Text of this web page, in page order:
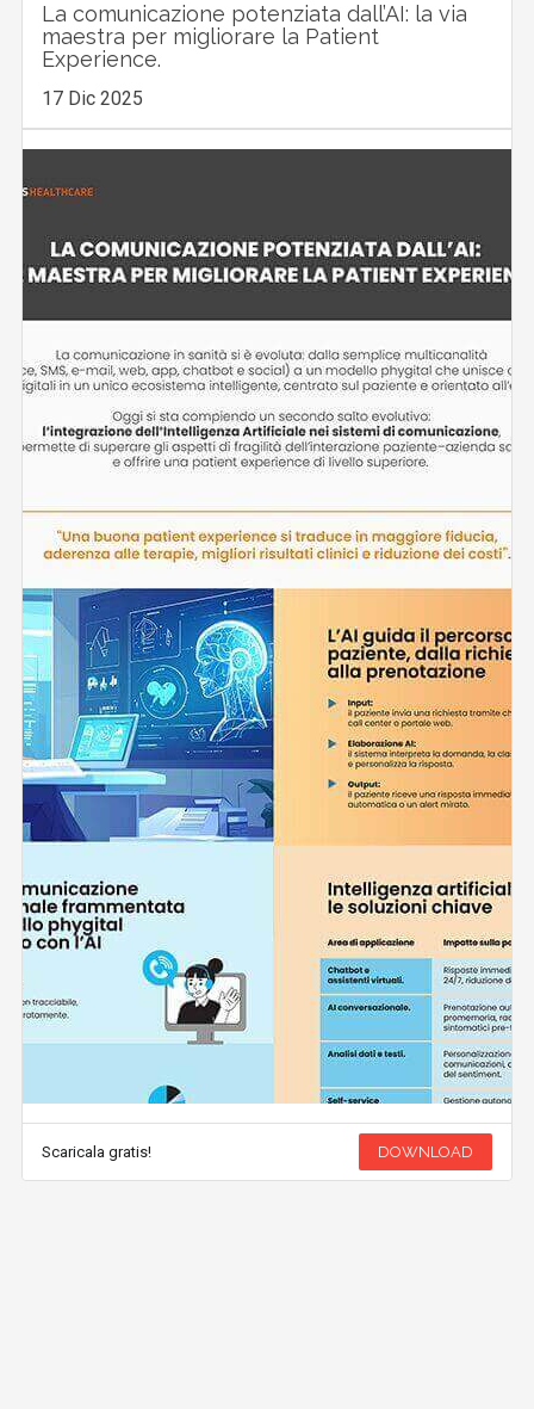
La comunicazione potenziata dall’AI: la via
maestra per migliorare la Patient
Experience.
17 Dic 2025
Scaricala gratis! DOWNLOAD